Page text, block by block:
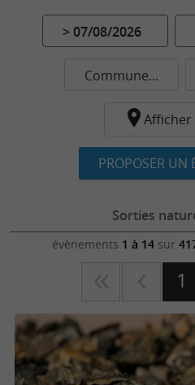
> 07/08/2026
Commune...
Afficher
PROPOSER UN
Sorties
évènements 1 à 14sur
1